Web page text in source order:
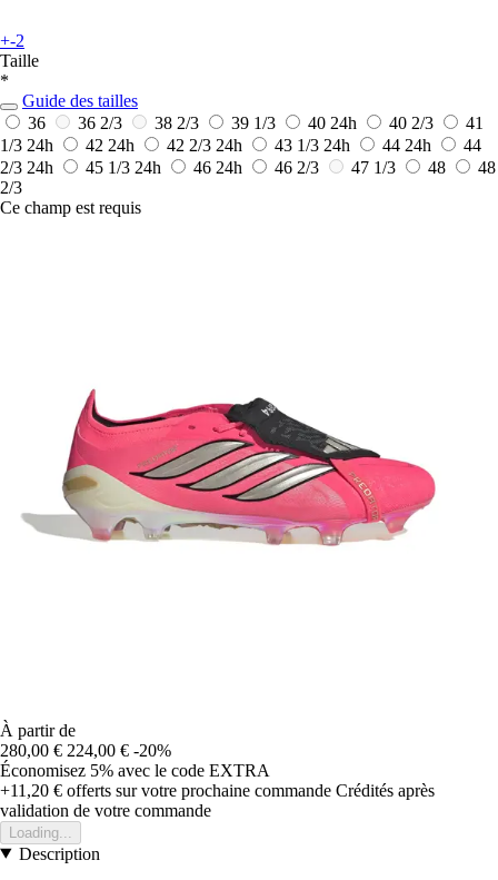
+-2
Taille
*
Guide des tailles
36
36 2/3 38 2/3 39 1/3 40 24h 40 2/3
41
1/3 24h 42 24h 42 2/3 24h 43 1/3 24h 44 24h
44
2/3 24h 45 1/3 24h 46 24h 46 2/3 47 1/3 48
48
2/3
Ce champ est requis
À partir de
280,00 € 224,00 € -20%
Économisez 5% avec le code EXTRA
+11,20 € offerts sur votre prochaine commande Crédités après
validation de votre commande
Loading...
Description